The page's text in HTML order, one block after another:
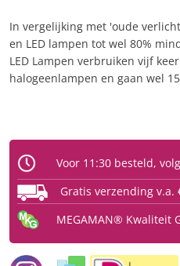
In vergelijking met 'oude
en LED lampen tot wel 80%
LED Lampen verbruiken vijf
halogeenlampen en gaan wel
Voor 11:30 besteld,
Gratis verzending v.a.
MEGAMAN® Kwaliteit